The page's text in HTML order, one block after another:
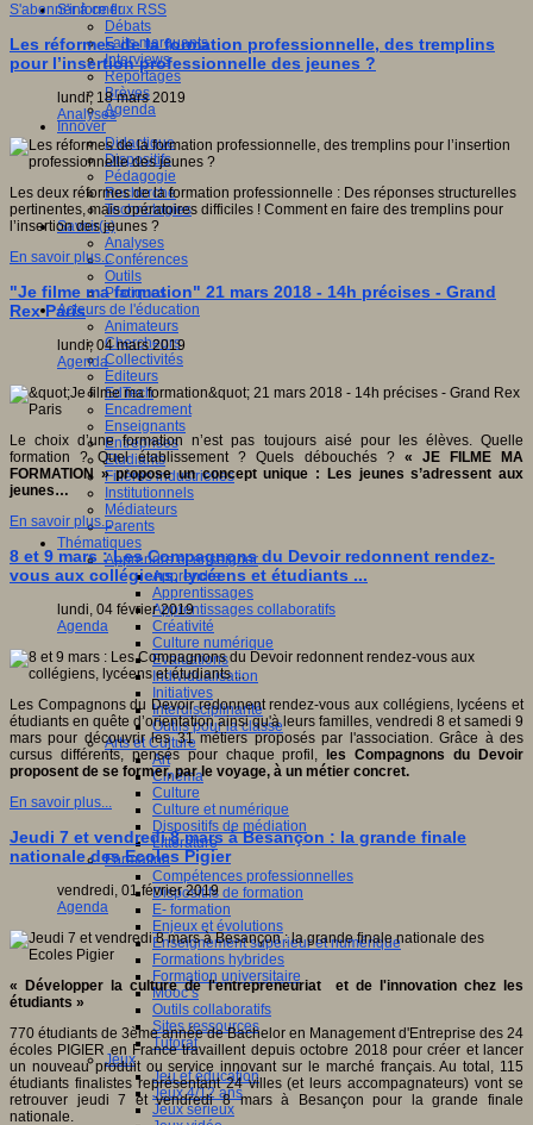
S'informer
Débats
Faits marquants
Interviews
Reportages
Brèves
Agenda
Innover
Didactique
Dispositifs
Pédagogie
Recherche
Technologies
Savoir(s)
Analyses
Conférences
Outils
Pratiques
Acteurs de l'éducation
Animateurs
Chercheurs
Collectivités
Editeurs
EdTech
Encadrement
Enseignants
Entreprises
Etudiants
Filières industrielles
Institutionnels
Médiateurs
Parents
Thématiques
Apprendre et enseigner
Apprendre
Apprentissages
Apprentissages collaboratifs
Créativité
Culture numérique
Evaluations
Individualisation
Initiatives
Interdisciplinarité
Outils pour la classe
Arts et Culture
Art
Cinéma
Culture
Culture et numérique
Dispositifs de médiation
Littérature
Formation
Compétences professionnelles
Dispositifs de formation
E- formation
Enjeux et évolutions
Enseignement supérieur et numérique
Formations hybrides
Formation universitaire
Mooc’s
Outils collaboratifs
Sites ressources
Tutorat
Jeux
Jeu et éducation
Jeux 4/12 ans
Jeux sérieux
S'abonner à ce flux RSS
Les réformes de la formation professionnelle, des tremplins
pour l’insertion professionnelle des jeunes ?
lundi, 18 mars 2019
Analyses
Les deux réformes de la formation professionnelle : Des réponses structurelles
pertinentes, mais opératoires difficiles ! Comment en faire des tremplins pour
l’insertion des jeunes ?
En savoir plus...
"Je filme ma formation" 21 mars 2018 - 14h précises - Grand
Rex Paris
lundi, 04 mars 2019
Agenda
Le choix d’une formation n’est pas toujours aisé pour les élèves. Quelle
formation ? Quel établissement ? Quels débouchés ? « JE FILME MA
FORMATION » propose un concept unique : Les jeunes s’adressent aux
jeunes…
En savoir plus...
8 et 9 mars : Les Compagnons du Devoir redonnent rendez-
vous aux collégiens, lycéens et étudiants ...
lundi, 04 février 2019
Agenda
Les Compagnons du Devoir redonnent rendez-vous aux collégiens, lycéens et
étudiants en quête d’orientation ainsi qu'à leurs familles, vendredi 8 et samedi 9
mars pour découvrir les 31 métiers proposés par l'association. Grâce à des
cursus différents, pensés pour chaque profil,
les Compagnons du Devoir
proposent de se former, par le voyage, à un métier concret.
En savoir plus...
Jeudi 7 et vendredi 8 mars à Besançon : la grande finale
nationale des Ecoles Pigier
vendredi, 01 février 2019
Agenda
« Développer la culture de l'entrepreneuriat et de l'innovation chez les
étudiants »
770 étudiants de 3ème année de Bachelor en Management d'Entreprise des 24
écoles PIGIER en France travaillent depuis octobre 2018 pour créer et lancer
un nouveau produit ou service innovant sur le marché français. Au total, 115
étudiants finalistes représentant 24 villes (et leurs accompagnateurs) vont se
retrouver jeudi 7 et vendredi 8 mars à Besançon pour la grande finale
nationale.